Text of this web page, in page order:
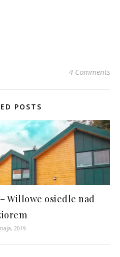
4 Comments
POSTS
Willowe osiedle nad
2019